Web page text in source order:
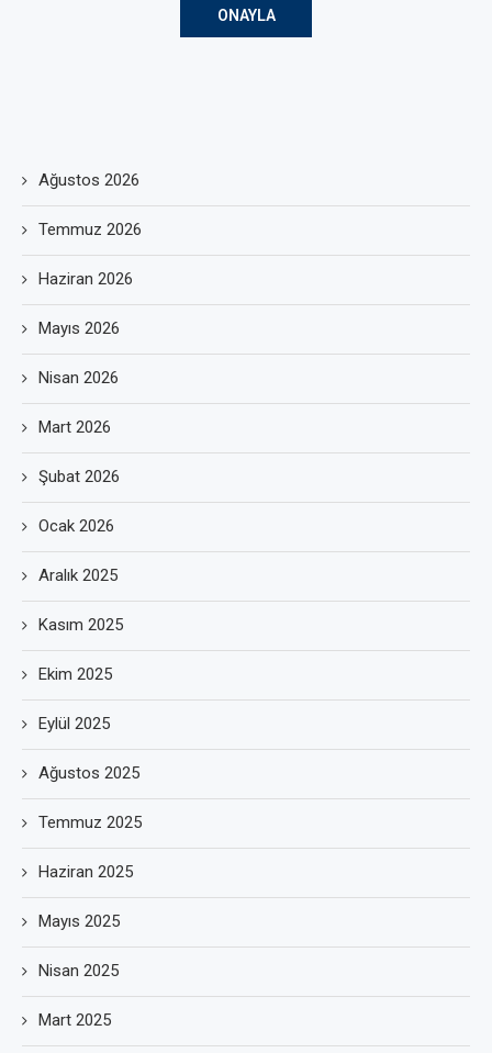
Ağustos 2026
Temmuz 2026
Haziran 2026
Mayıs 2026
Nisan 2026
Mart 2026
Şubat 2026
Ocak 2026
Aralık 2025
Kasım 2025
Ekim 2025
Eylül 2025
Ağustos 2025
Temmuz 2025
Haziran 2025
Mayıs 2025
Nisan 2025
Mart 2025